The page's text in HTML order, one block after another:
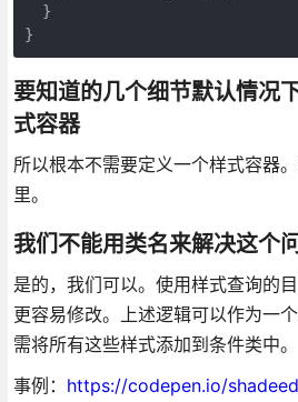
  }
}
要知道的几个细节默认情况
式容器
所以根本不需要定义一个样式容器
里。
我们不能用类名来解决这个
是的，我们可以。使用样式查询的
更容易修改。上述逻辑可以作为一
需将所有这些样式添加到条件类中。
事例： https://codepen.io/